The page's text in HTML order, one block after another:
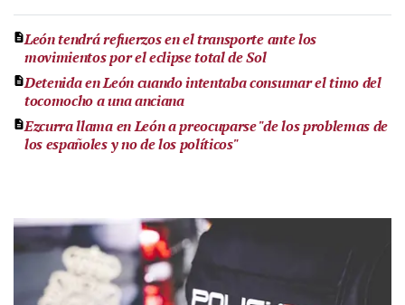
León tendrá refuerzos en el transporte ante los
movimientos por el eclipse total de Sol
Detenida en León cuando intentaba consumar el timo del
tocomocho a una anciana
Ezcurra llama en León a preocuparse "de los problemas de
los españoles y no de los políticos"